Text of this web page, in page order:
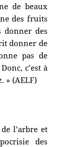
de beaux
des fruits
donner des
donner de
pas de
c’est à
» (AELF)
l’arbre et
des